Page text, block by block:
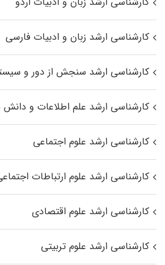
کارشناسی ارشد زبان و ادبیات فارسی
کارشناسی ارشد سنجش از دور و
کارشناسی ارشد علم اطلاعات و
کارشناسی ارشد علوم اجتماعی
کارشناسی ارشد علوم ارتباطات
کارشناسی ارشد علوم اقتصادی
کارشناسی ارشد علوم تربیتی